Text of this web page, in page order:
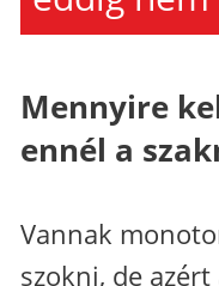
Mennyire
ennél a
Vannak
szokni, de